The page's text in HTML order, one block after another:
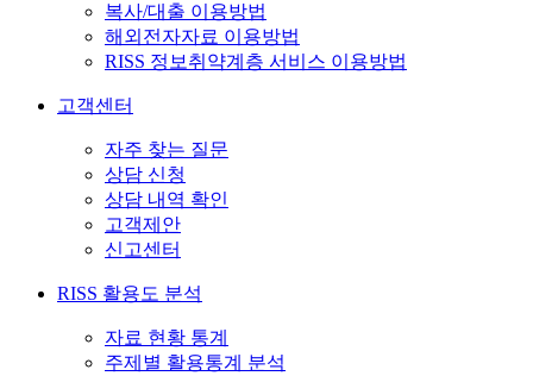
복사/대출 이용방법
해외전자자료 이용방법
RISS 정보취약계층 서비스 이용방법
고객센터
자주 찾는 질문
상담 신청
상담 내역 확인
고객제안
신고센터
RISS 활용도 분석
자료 현황 통계
주제별 활용통계 분석